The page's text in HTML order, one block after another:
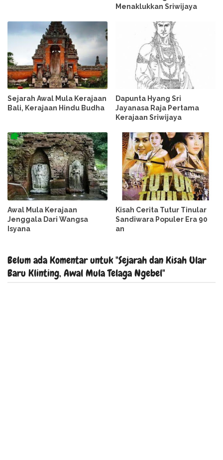
Menaklukkan Sriwijaya
Sejarah Awal Mula Kerajaan
Bali, Kerajaan Hindu Budha
Dapunta Hyang Sri
Jayanasa Raja Pertama
Kerajaan Sriwijaya
Awal Mula Kerajaan
Jenggala Dari Wangsa
Isyana
Kisah Cerita Tutur Tinular
Sandiwara Populer Era 90
an
Belum ada Komentar untuk "Sejarah dan Kisah Ular
Baru Klinting, Awal Mula Telaga Ngebel"